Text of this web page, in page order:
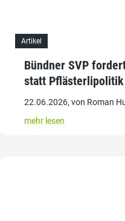
Artikel
Bündner SVP
statt
22.06.2026, von Roman
mehr lesen